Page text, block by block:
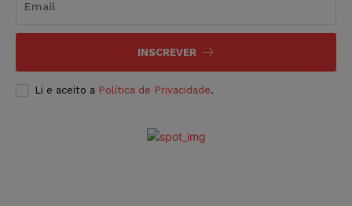
INSCREVER
Li e aceito a Política de Privacidade.